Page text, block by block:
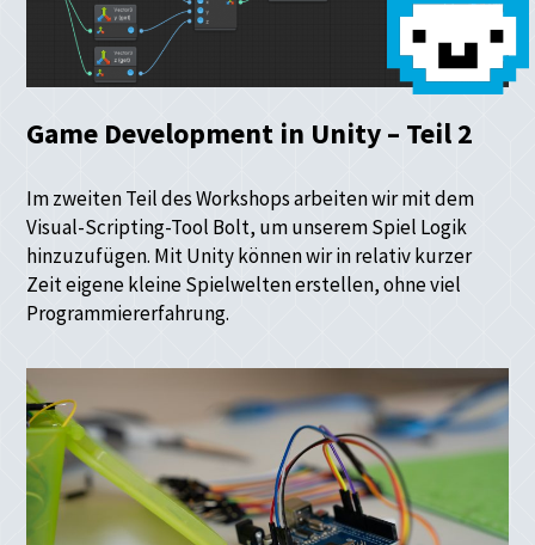
Game Development in Unity – Teil 2
Im zweiten Teil des Workshops arbeiten wir mit dem
Visual-Scripting-Tool Bolt, um unserem Spiel Logik
hinzuzufügen. Mit Unity können wir in relativ kurzer
Zeit eigene kleine Spielwelten erstellen, ohne viel
Programmiererfahrung.